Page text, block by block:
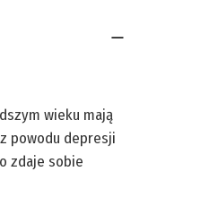
wieku mają
powodu depresji
zdaje sobie